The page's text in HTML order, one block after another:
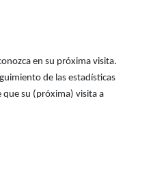
en su próxima visita.
de las estadísticas
que su (próxima) visita a